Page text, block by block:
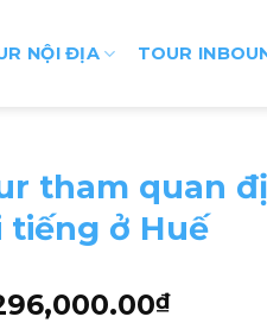
NỘI ĐỊA TOUR
tham quan
tiếng ở Huế
₫